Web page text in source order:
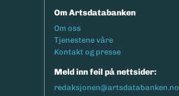
Om Artsdatabanken
Footermeny
Om oss
Tjenestene våre
Kontakt og presse
Meld inn feil på nettsider:
redaksjonen@artsdatabanken.no